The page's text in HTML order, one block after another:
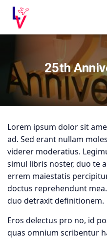
25th
Lorem ipsum dolor sit
ad. Sed erant nullam
viderer moderatius.
simul libris noster, duo te
errem maiestatis
doctus reprehendunt
duo detraxit definitionem.
Eros delectus pro no, id
quas omnium scribentur